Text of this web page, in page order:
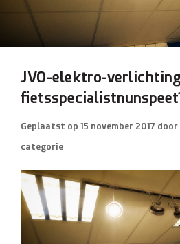
Zonnepanelen
Data en telefonie
Beveiliging
Verlichting
Brandmeldsystemen
Inspectie en onderhoud
Keuring NEN 3140
JVO-elektro-
Geplaatst op 15 november 2017 door
categorie